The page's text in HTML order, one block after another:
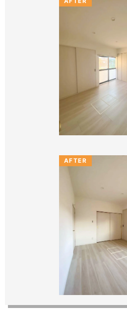
AFTER